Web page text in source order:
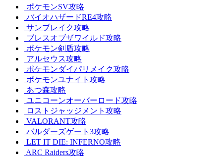
ポケモンSV攻略
バイオハザードRE4攻略
サンブレイク攻略
ブレスオブザワイルド攻略
ポケモン剣盾攻略
アルセウス攻略
ポケモンダイパリメイク攻略
ポケモンユナイト攻略
あつ森攻略
ユニコーンオーバーロード攻略
ロストジャッジメント攻略
VALORANT攻略
バルダーズゲート3攻略
LET IT DIE: INFERNO攻略
ARC Raiders攻略